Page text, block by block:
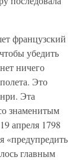
французский
убедить
ничего
Это
Эта
знаменитым
апреля 1798
«предупредить
главным